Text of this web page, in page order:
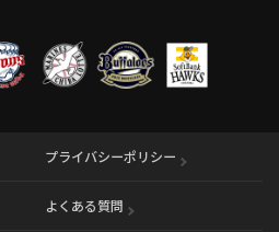
プライバシーポリシー
よくある質問